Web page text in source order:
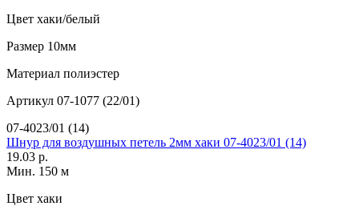
Цвет хаки/белый
Размер 10мм
Материал полиэстер
Артикул 07-1077 (22/01)
07-4023/01 (14)
Шнур для воздушных петель 2мм хаки 07-4023/01 (14)
19.03 р.
Мин. 150 м
Цвет хаки